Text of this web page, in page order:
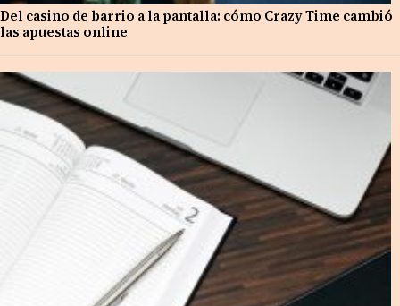
Del casino de barrio a la pantalla: cómo Crazy Time cambió
las apuestas online